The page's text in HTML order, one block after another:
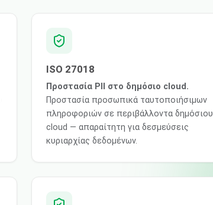
ISO 27018
Προστασία PII στο δημόσιο cloud.
Προστασία προσωπικά ταυτοποιήσιμων
πληροφοριών σε περιβάλλοντα δημόσιου
cloud — απαραίτητη για δεσμεύσεις
κυριαρχίας δεδομένων.